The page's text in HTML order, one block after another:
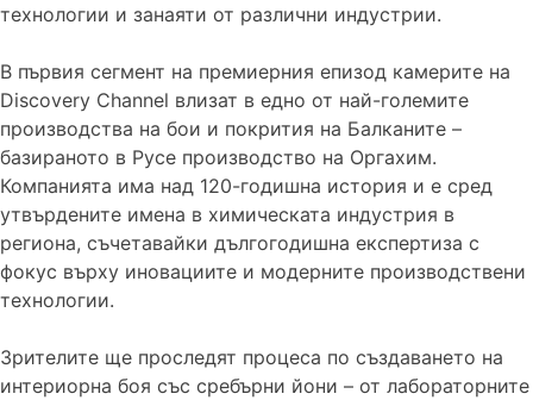
технологии и занаяти от различни индустрии.
В първия сегмент на премиерния епизод камерите на
Discovery Channel влизат в едно от най-големите
производства на бои и покрития на Балканите –
базираното в Русе производство на Оргахим.
Компанията има над 120-годишна история и е сред
утвърдените имена в химическата индустрия в
региона, съчетавайки дългогодишна експертиза с
фокус върху иновациите и модерните производствени
технологии.
Зрителите ще проследят процесa по създаването на
интериорна боя със сребърни йони – от лабораторните